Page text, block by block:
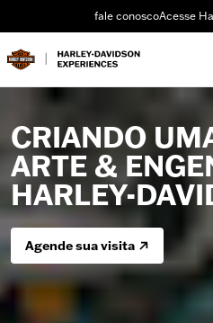
fale conoscoAcesse
CRIANDO
ARTE &
HARLEY-
Agende sua visita